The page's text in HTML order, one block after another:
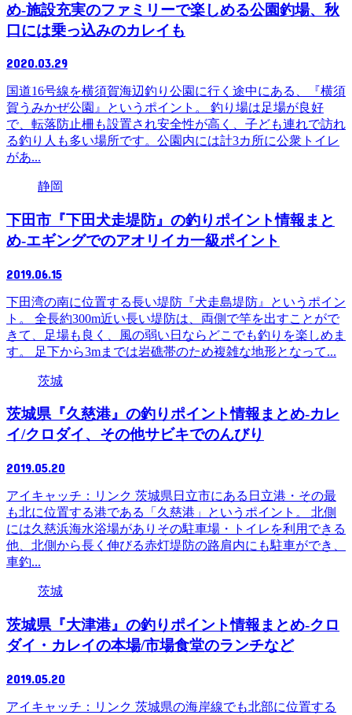
め-施設充実のファミリーで楽しめる公園釣場、秋
口には乗っ込みのカレイも
2020.03.29
国道16号線を横須賀海辺釣り公園に行く途中にある、『横須
賀うみかぜ公園』というポイント。 釣り場は足場が良好
で、転落防止柵も設置され安全性が高く、子ども連れで訪れ
る釣り人も多い場所です。公園内には計3カ所に公衆トイレ
があ...
静岡
下田市『下田犬走堤防』の釣りポイント情報まと
め-エギングでのアオリイカ一級ポイント
2019.06.15
下田湾の南に位置する長い堤防『犬走島堤防』というポイン
ト。 全長約300m近い長い堤防は、両側で竿を出すことがで
きて、足場も良く、風の弱い日ならどこでも釣りを楽しめま
す。 足下から3mまでは岩礁帯のため複雑な地形となって...
茨城
茨城県『久慈港』の釣りポイント情報まとめ-カレ
イ/クロダイ、その他サビキでのんびり
2019.05.20
アイキャッチ：リンク 茨城県日立市にある日立港・その最
も北に位置する港である「久慈港」というポイント。 北側
には久慈浜海水浴場がありその駐車場・トイレを利用できる
他、北側から長く伸びる赤灯堤防の路肩内にも駐車ができ、
車釣...
茨城
茨城県『大津港』の釣りポイント情報まとめ-クロ
ダイ・カレイの本場/市場食堂のランチなど
2019.05.20
アイキャッチ：リンク 茨城県の海岸線でも北部に位置する